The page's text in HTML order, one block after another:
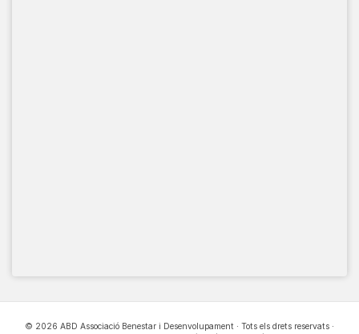
© 2026 ABD Associació Benestar i Desenvolupament · Tots els drets reservats ·